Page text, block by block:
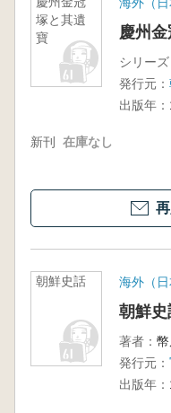
塚と其遺
寶
慶州
シリーズ
発行元：
出版年：
新刊 在庫なし
朝鮮史話 海外（日
朝鮮史
著者： 幣
発行元：
出版年：